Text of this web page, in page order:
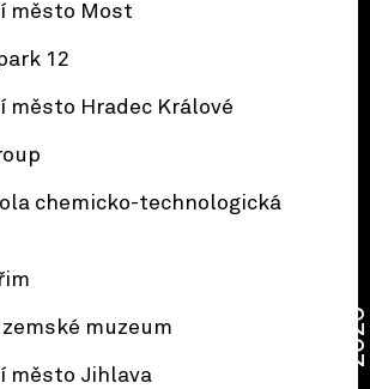
Most
12
Hradec Králové
chemicko-technologická
muzeum
Jihlava
2026